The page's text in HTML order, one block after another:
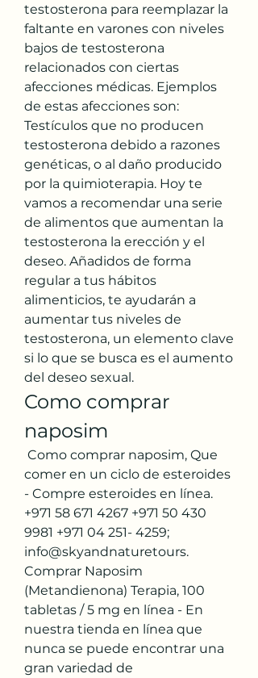
testosterona para reemplazar la
faltante en varones con niveles
bajos de testosterona
relacionados con ciertas
afecciones médicas. Ejemplos
de estas afecciones son:
Testículos que no producen
testosterona debido a razones
genéticas, o al daño producido
por la quimioterapia. Hoy te
vamos a recomendar una serie
de alimentos que aumentan la
testosterona la erección y el
deseo. Añadidos de forma
regular a tus hábitos
alimenticios, te ayudarán a
aumentar tus niveles de
testosterona, un elemento clave
si lo que se busca es el aumento
del deseo sexual.
Como comprar
naposim
comer en un ciclo de esteroides
- Compre esteroides en línea.
+971 58 671 4267 +971 50 430
9981 +971 04 251- 4259;
info@skyandnaturetours.
Comprar Naposim
(Metandienona) Terapia, 100
tabletas / 5 mg en línea - En
nuestra tienda en línea que
nunca se puede encontrar una
gran variedad de